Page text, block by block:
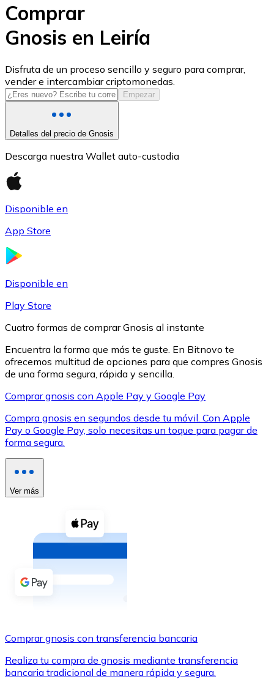
USD Coin
USDC
XRP
XRP
Ver todo
Compra criptomonedas con efectivo en tu tienda más
Comprar con efectivo
Transferencia SEPA
Utiliza tarjetas Visa y Mastercard para comprar
Comprar
Gnosis en Leiría
Disfruta de un proceso sencillo y seguro para comprar,
vender e intercambiar criptomonedas.
Empezar
Detalles del precio de Gnosis
Descarga nuestra Wallet auto-custodia
Disponible en
App Store
Disponible en
Play Store
Cuatro formas de comprar Gnosis al instante
Encuentra la forma que más te guste. En Bitnovo te
ofrecemos multitud de opciones para que compres Gnosis
de una forma segura, rápida y sencilla.
Comprar gnosis con Apple Pay y Google Pay
Compra gnosis en segundos desde tu móvil. Con Apple
Pay o Google Pay, solo necesitas un toque para pagar de
forma segura.
Ver más
Comprar gnosis con transferencia bancaria
Realiza tu compra de gnosis mediante transferencia
bancaria tradicional de manera rápida y segura.